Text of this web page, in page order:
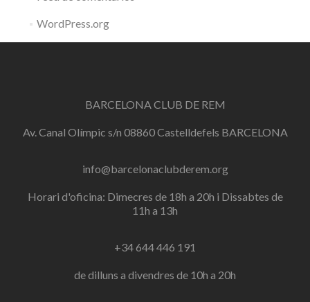
WordPress.org
BARCELONA CLUB DE REM
Av. Canal Olímpic s/n 08860 Castelldefels BARCELONA
info@barcelonaclubderem.org
Horari d'oficina: Dimecres de 18h a 20h i Dissabtes de
11h a 13h
+34 644 446 191
de dilluns a divendres de 10h a 20h